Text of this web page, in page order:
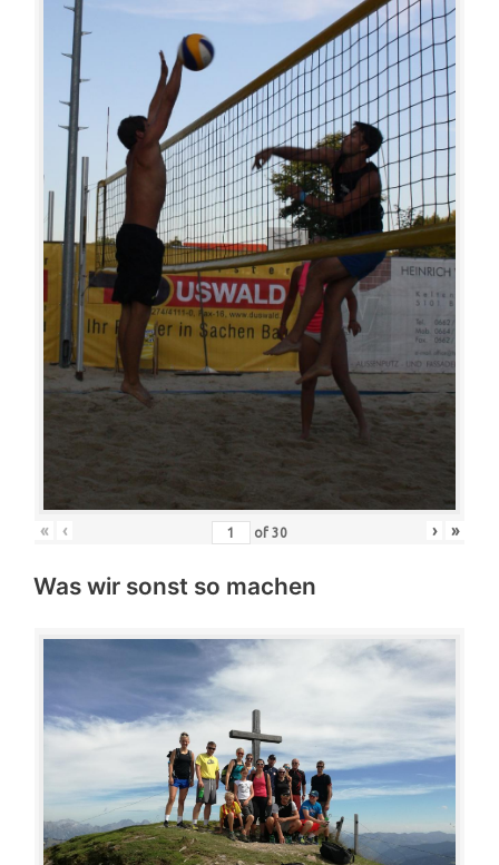
« ‹ of 30 › »
Was wir sonst so machen